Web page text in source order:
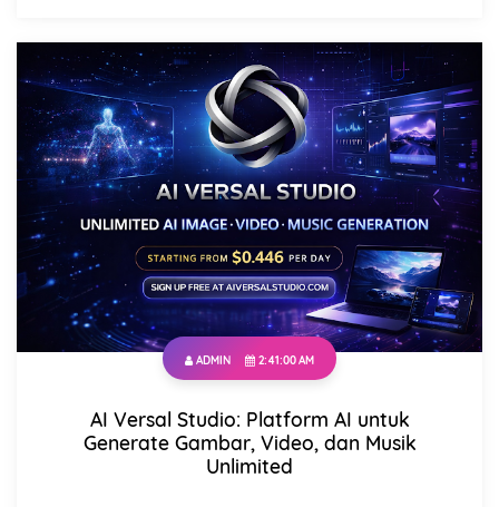
ADMIN 2:41:00 AM
AI Versal Studio: Platform AI untuk
Generate Gambar, Video, dan Musik
Unlimited